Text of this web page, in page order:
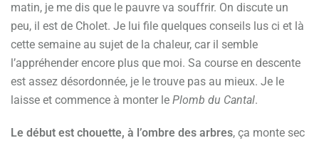
matin, je me dis que le pauvre va souffrir. On discute un
peu, il est de Cholet. Je lui file quelques conseils lus ci et là
cette semaine au sujet de la chaleur, car il semble
l’appréhender encore plus que moi. Sa course en descente
est assez désordonnée, je le trouve pas au mieux. Je le
laisse et commence à monter le Plomb du Cantal.
Le début est chouette, à l’ombre des arbres, ça monte sec